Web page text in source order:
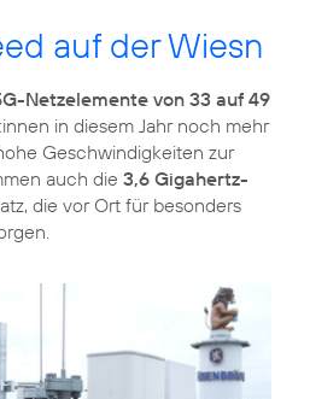
auf der Wiesn
Netzelemente von 33 auf 49
in diesem Jahr noch mehr
Geschwindigkeiten zur
auch die 3,6 Gigahertz-
die vor Ort für besonders